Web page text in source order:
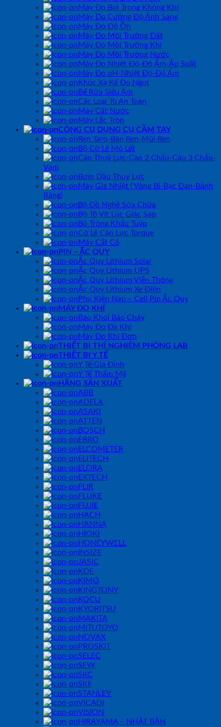
Máy Đo Bụi Trong Không Khí
Máy Đo Cường Độ Ánh Sáng
Máy Đo Độ Ồn
Máy Đo Môi Trường Đất
Máy Đo Môi Trường Khí
Máy Đo Môi Trường Nước
Máy Đo Nhiệt Độ-Độ Ẩm-Áp Suất
Máy Đo pH-Nhiệt Độ-Độ Ẩm
Khúc Xạ Kế Đo Ngọt
Bể Rửa Siêu Âm
Các Loại Tủ An Toàn
Máy Cất Nước
Máy Lắc Trộn
CÔNG CỤ DỤNG CỤ CẦM TAY
Ren Taro-Bàn Ren-Mũi Ren
Bộ Cờ Lê Mỏ Lết
Cảo Thuỷ Lực-Cảo 2 Chấu-Cảo 3 Chấu-
Vam
Bơm Dầu Thuỷ Lực
Máy Gia Nhiệt ( Vòng Bi-Bạc Đạn-Bánh
Răng)
Bộ Đồ Nghề Sửa Chữa
Bộ Tô Vít Lục Giác Sao
Bộ Tròng Khẩu Tuýp
Cờ Lê Cân Lực Torque
Máy Cắt Cỏ
PIN – ẮC QUY
Ắc Quy Lithium Solar
Ắc Quy Lithium UPS
Ắc Quy Lithium Viễn Thông
Ắc Quy Lithium Xe Điện
Phụ Kiện Nạp – Cell Pin Ắc Quy
MÁY ĐO KHÍ
Báo Khói Báo Cháy
Máy Đo Đa Khí
Máy Đo Khí Đơn
THIẾT BỊ THÍ NGHIỆM PHÒNG LAB
THIẾT BỊ Y TẾ
Y Tế Gia Đình
Y Tế Thẩm Mỹ
HÃNG SẢN XUẤT
ABB
ADELA
ASAKI
ATTEN
BOSCH
EBRO
ELCOMETER
ELITECH
ELORA
EXTECH
FLIR
FLUKE
FUJIE
HACH
HANNA
HIOKI
HONEYWELL
INSIZE
JASIC
KDE
KIMO
KINGTONY
KOCU
KYORITSU
MAKITA
MITUTOYO
NOVAX
PROSKIT
SELEC
SEW
SKC
SKF
STANLEY
VICADI
VISION
HIRAYAMA – NHẬT BẢN